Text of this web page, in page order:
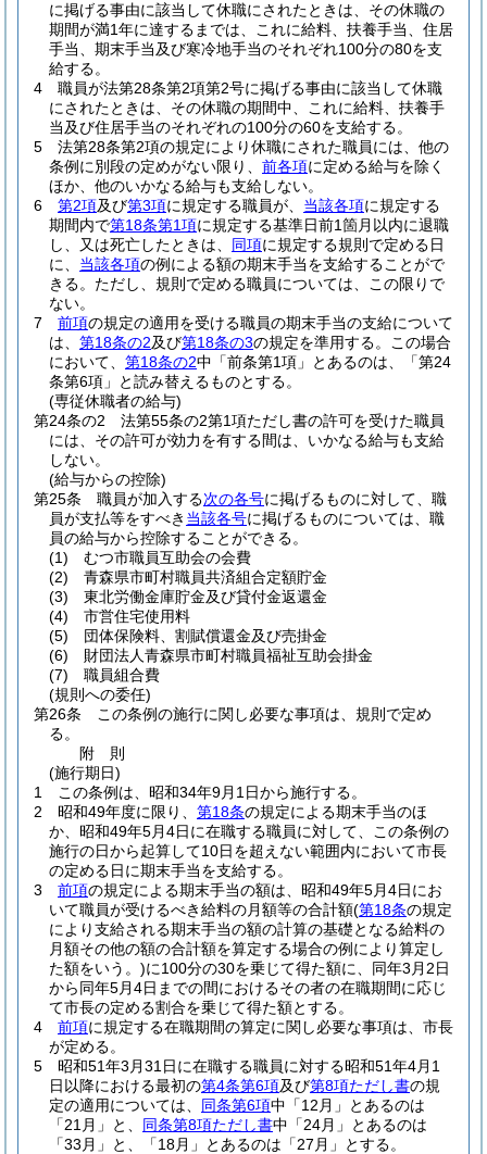
に掲げる事由に該当して休職にされたときは、その休職の
期間が満1年に達するまでは、これに給料、扶養手当、住居
手当、期末手当及び寒冷地手当のそれぞれ100分の80を支
給する。
4
職員が法第28条第2項第2号に掲げる事由に該当して休職
にされたときは、その休職の期間中、これに給料、扶養手
当及び住居手当のそれぞれの100分の60を支給する。
5
法第28条第2項の規定により休職にされた職員には、他の
条例に別段の定めがない限り、 前各項に定める給与を除く
ほか、他のいかなる給与も支給しない。
6
第2項及び第3項に規定する職員が、 当該各項に規定する
期間内で第18条第1項に規定する基準日前1箇月以内に退職
し、又は死亡したときは、 同項に規定する規則で定める日
に、 当該各項の例による額の期末手当を支給することがで
きる。 ただし、規則で定める職員については、この限りで
ない。
7
前項の規定の適用を受ける職員の期末手当の支給について
は、 第18条の2及び第18条の3の規定を準用する。
この場合
において、 第18条の2中「前条第1項」とあるのは、「第24
条第6項」と読み替えるものとする。
(専従休職者の給与)
第24条の2
法第55条の2第1項ただし書の許可を受けた職員
には、その許可が効力を有する間は、いかなる給与も支給
しない。
(給与からの控除)
第25条
職員が加入する次の各号に掲げるものに対して、職
員が支払等をすべき 当該各号に掲げるものについては、職
員の給与から控除することができる。
(1)
むつ市職員互助会の会費
(2)
青森県市町村職員共済組合定額貯金
(3)
東北労働金庫貯金及び貸付金返還金
(4)
市営住宅使用料
(5)
団体保険料、割賦償還金及び売掛金
(6)
財団法人青森県市町村職員福祉互助会掛金
(7)
職員組合費
(規則への委任)
第26条
この条例の施行に関し必要な事項は、規則で定め
る。
附 則
(施行期日)
1
この条例は、昭和34年9月1日から施行する。
2
昭和49年度に限り、 第18条の規定による期末手当のほ
か、昭和49年5月4日に在職する職員に対して、この条例の
施行の日から起算して10日を超えない範囲内において市長
の定める日に期末手当を支給する。
3
前項の規定による期末手当の額は、昭和49年5月4日にお
いて職員が受けるべき給料の月額等の合計額(第18条の規定
により支給される期末手当の額の計算の基礎となる給料の
月額その他の額の合計額を算定する場合の例により算定し
た額をいう。)に100分の30を乗じて得た額に、同年3月2日
から同年5月4日までの間におけるその者の在職期間に応じ
て市長の定める割合を乗じて得た額とする。
4
前項に規定する在職期間の算定に関し必要な事項は、市長
が定める。
5
昭和51年3月31日に在職する職員に対する昭和51年4月1
日以降における最初の第4条第6項及び第8項ただし書の規
定の適用については、 同条第6項中「12月」とあるのは
「21月」と、 同条第8項ただし書中「24月」とあるのは
「33月」と、「18月」とあるのは「27月」とする。